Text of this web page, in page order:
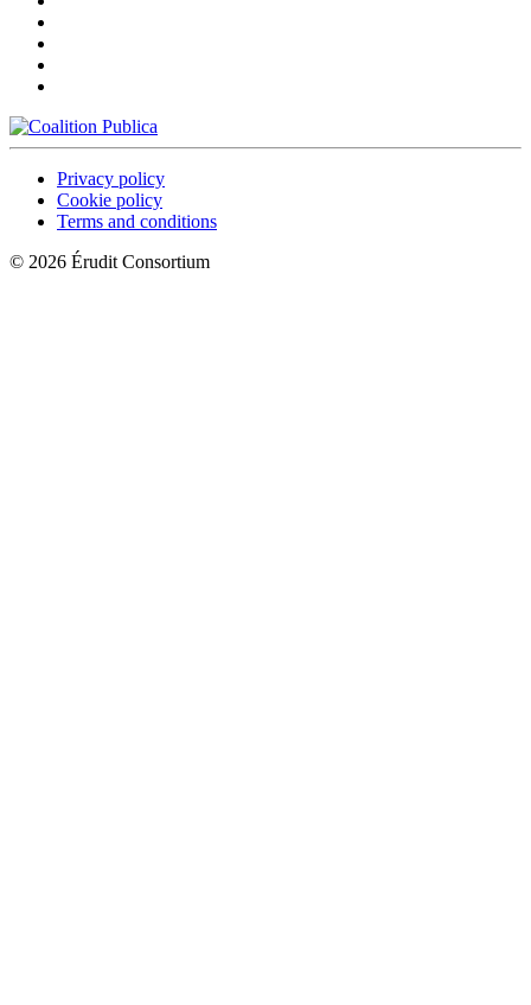
Privacy policy
Cookie policy
Terms and conditions
© 2026 Érudit Consortium